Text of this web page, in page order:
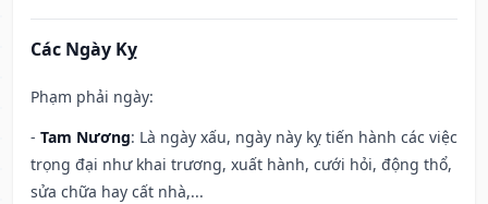
Các Ngày Kỵ
Phạm phải ngày:
- Tam Nương: Là ngày xấu, ngày này kỵ tiến hành các việc
trọng đại như khai trương, xuất hành, cưới hỏi, động thổ,
sửa chữa hay cất nhà,...